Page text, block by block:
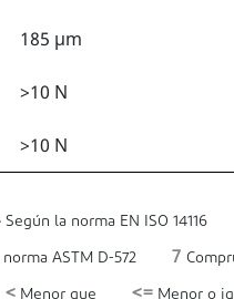
185 µm
>10 N
>10 N
Según la norma EN ISO 14116
ASTM D-572 7
< Menor que <= Menor o